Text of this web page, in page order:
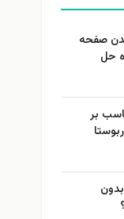
صفحه
حل
بر